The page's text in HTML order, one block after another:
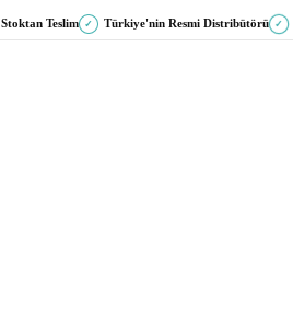
Stoktan Teslim ✓ Türkiye'nin Resmi Distribütörü ✓